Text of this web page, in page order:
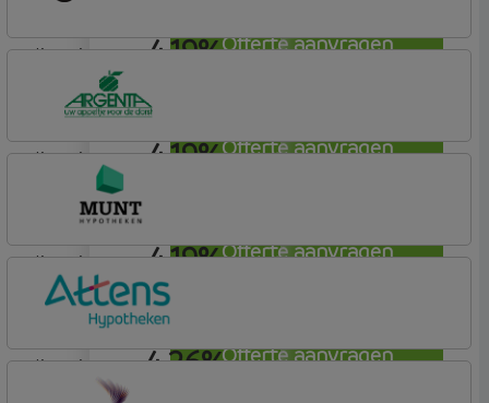
Offerte aanvragen
4,19%
Offerte aanvragen
lineair
4,19%
Offerte aanvragen
bijBouwe
Vooruit Hypotheek
lineair
4,19%
Offerte aanvragen
Argenta
Hypotheek
lineair
4,26%
Munt Hypotheken
lineair
Attens Hypotheken